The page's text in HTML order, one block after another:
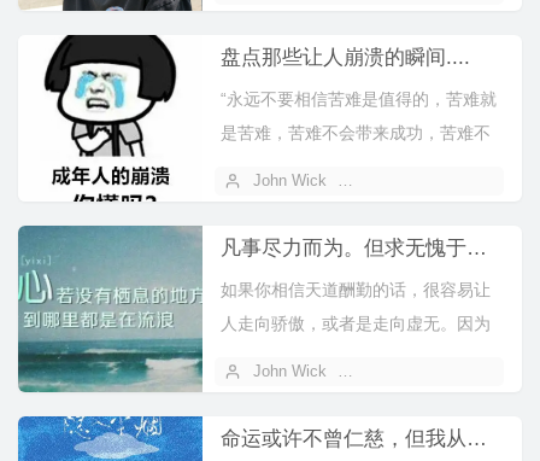
盘点那些让人崩溃的瞬间....
“永远不要相信苦难是值得的，苦难就
是苦难，苦难不会带来成功，苦难不
John Wick
凡事尽力而为。但求无愧于心！
如果你相信天道酬勤的话，很容易让
人走向骄傲，或者是走向虚无。因为
John Wick
命运或许不曾仁慈，但我从未想过放弃你！